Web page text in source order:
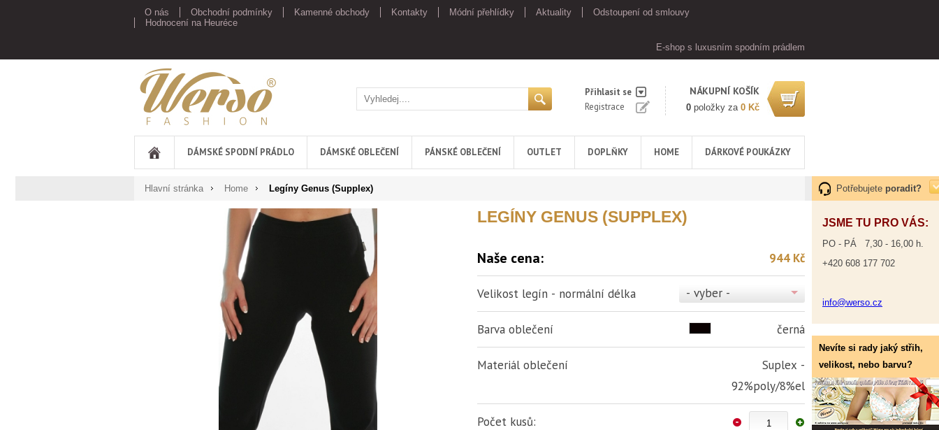
O nás Obchodní podmínky Kamenné obchody Kontakty Módní přehlídky Aktuality
Odstoupení od smlouvy
Hodnocení na Heuréce
E-shop s luxusním spodním prádlem
Werso
Přihlasit se
Registrace
NÁKUPNÍ KOŠÍK
0 položky za 0 Kč
DÁMSKÉ SPODNÍ PRÁDLO DÁMSKÉ OBLEČENÍ PÁNSKÉ OBLEČENÍ OUTLET DOPLŇKY HOME DÁRKOVÉ POUKÁZKY
Potřebujete poradit?
JSME TU PRO VÁS:
PO - PÁ 7,30 - 16,00 h.
+420 608 177 702
info@werso.cz
Nevíte si rady jaký střih,
velikost, nebo barvu?
Hlavní stránka Home Legíny Genus (Supplex)
LEGÍNY GENUS (SUPPLEX)
Naše cena: 944 Kč
Velikost legín - normální délka - vyber -
Barva oblečení černá
Materiál oblečení
Suplex -
92%poly/8%el
Počet kusů: